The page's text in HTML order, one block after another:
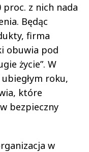
proc. z nich nada
Będąc
firma
obuwia pod
życie”. W
roku,
które
bezpieczny
w